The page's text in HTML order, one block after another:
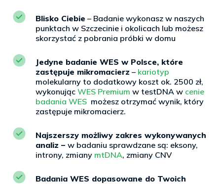
Blisko Ciebie – Badanie wykonasz w naszych
punktach w Szczecinie i okolicach lub możesz
skorzystać z pobrania próbki w domu
Jedyne badanie WES w Polsce, które
zastępuje mikromacierz – kariotyp
molekularny to dodatkowy koszt ok. 2500 zł,
wykonując WES Premium w testDNA w cenie
badania WES możesz otrzymać wynik, który
zastępuje mikromacierz.
Najszerszy możliwy zakres wykonywanych
analiz – w badaniu sprawdzane są: eksony,
introny, zmiany mtDNA, zmiany CNV
Badania WES dopasowane do Twoich